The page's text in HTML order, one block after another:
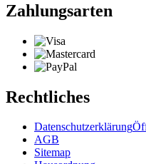
Zahlungsarten
Rechtliches
Datenschutzerklärung
AGB
Sitemap